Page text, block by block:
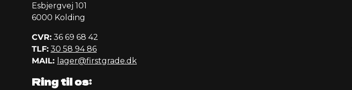
Esbjergvej 101
6000 Kolding
CVR: 36 69 68 42
TLF: 30 58 94 86
MAIL: lager@firstgrade.dk
Ring til os: